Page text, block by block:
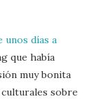
unos días a
que había
muy bonita
sobre